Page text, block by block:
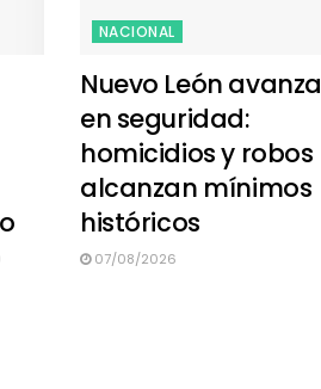
NACIONAL
Nuevo León avanza
en seguridad:
homicidios y robos
alcanzan mínimos
históricos
07/08/2026